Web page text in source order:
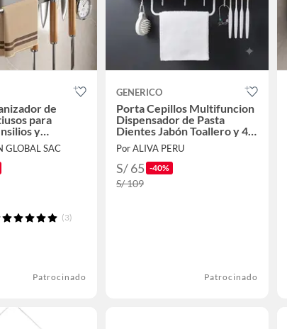
de
para
y
GLOBAL SAC
(3)
Patrocinado
GENERICO
Porta Cepillos Multifuncion
Dispensador de Pasta
Dientes Jabón Toallero y 4
Vasos
Por ALIVA PERU
S/ 65 -40%
S/ 109
Patrocinado